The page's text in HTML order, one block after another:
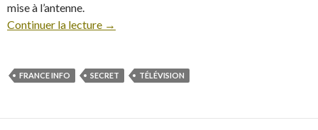
mise à l’antenne.
Continuer la lecture →
FRANCE INFO SECRET TÉLÉVISION